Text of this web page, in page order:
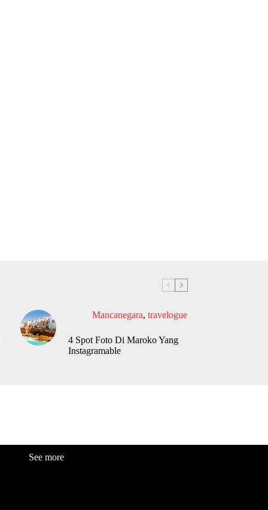
Mancanegara, travelogue
4 Spot Foto Di Maroko Yang
Instagramable
See more